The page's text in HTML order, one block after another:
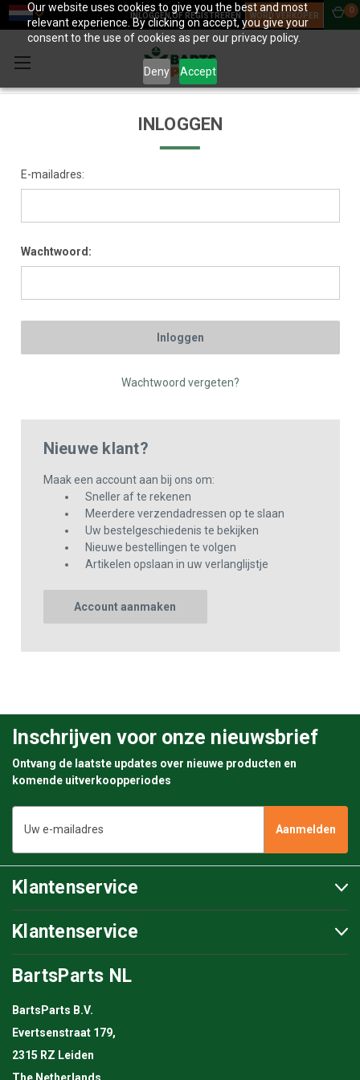
Our website uses cookies to give you the best and most
relevant experience. By clicking on accept, you give your
consent to the use of cookies as per our privacy policy.
Deny Accept
INLOGGEN OF REGISTREREN WORD VERKOPER
0
INLOGGEN
E-mailadres:
Wachtwoord:
Wachtwoord vergeten?
Nieuwe klant?
Maak een account aan bij ons om:
Sneller af te rekenen
Meerdere verzendadressen op te slaan
Uw bestelgeschiedenis te bekijken
Nieuwe bestellingen te volgen
Artikelen opslaan in uw verlanglijstje
Account aanmaken
Inschrijven voor onze nieuwsbrief
Ontvang de laatste updates over nieuwe producten en
komende uitverkoopperiodes
mailadres
Klantenservice
Klantenservice
BartsParts NL
BartsParts B.V.
Evertsenstraat 179,
2315 RZ Leiden